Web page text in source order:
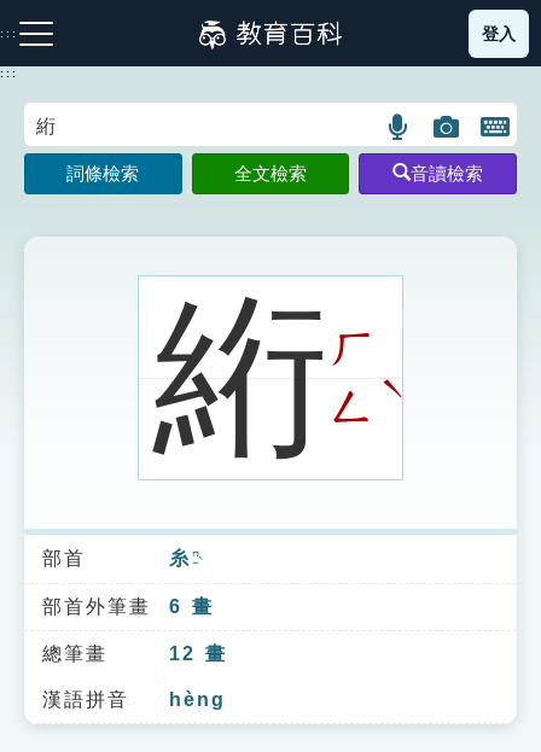
到
主
:::
注音索引圖示 筆畫索引圖示 部首索引表圖示
索引選單
知識索引
單字索引
生命大百科索引
登入
:::
語
言
搜
示
圖
片
搜
開
鍵
圖
詞條檢索 全文檢索 音讀檢索
絎ㄏ
ㄥˋ
部首 糸 ㄇㄧˋ
部首外筆畫 6 畫
總筆畫 12 畫
漢語拼音 hèng